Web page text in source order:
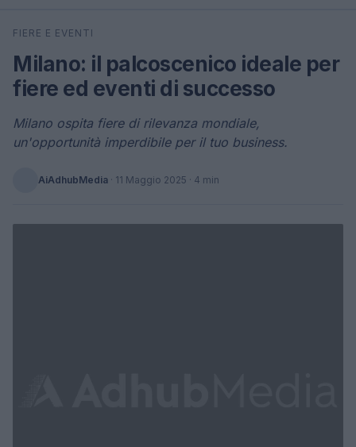
Cerca
FIERE E EVENTI
Milano: il palcoscenico ideale per
fiere ed eventi di successo
Milano ospita fiere di rilevanza mondiale,
un'opportunità imperdibile per il tuo business.
AiAdhubMedia · 11 Maggio 2025 · 4 min